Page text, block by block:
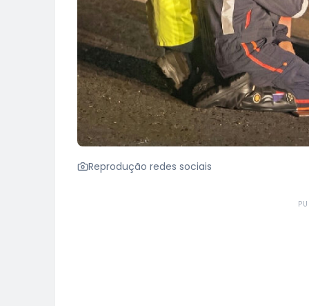
Reprodução redes sociais